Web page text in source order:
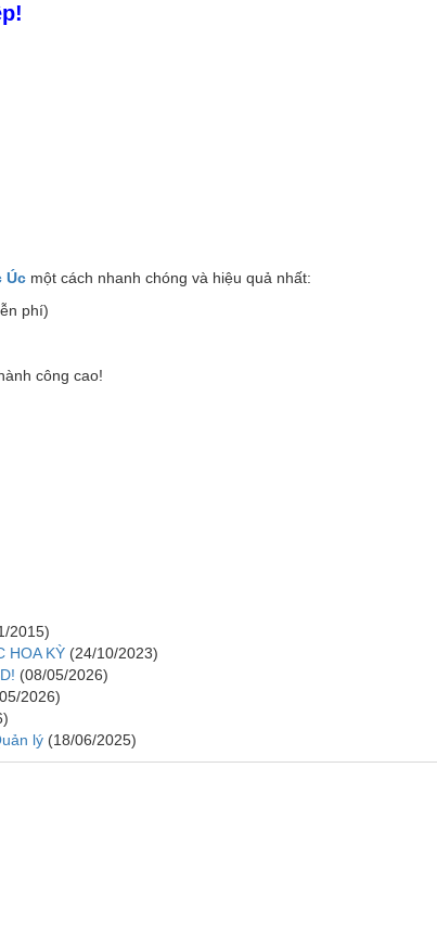
Úc một cách nhanh chóng và hiệu quả nhất:
phí)
công cao!
2015)
HOA KỲ (24/10/2023)
(08/05/2026)
2026)
lý (18/06/2025)